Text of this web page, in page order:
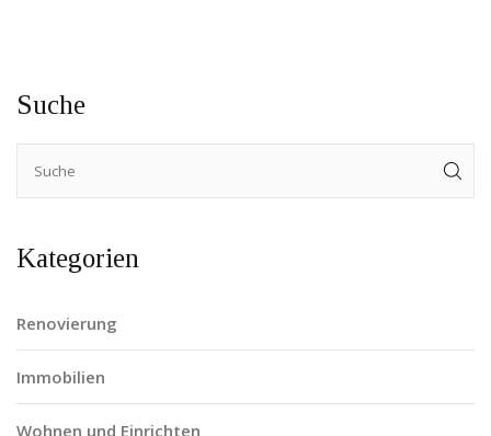
Suche
Kategorien
Renovierung
Immobilien
Wohnen und Einrichten